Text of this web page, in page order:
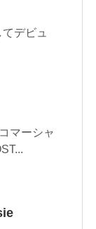
デビュ
マーシャ